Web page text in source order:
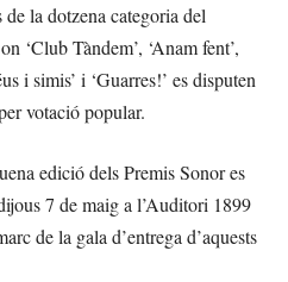
la dotzena categoria del
‘Club Tàndem’, ‘Anam fent’,
i simis’ i ‘Guarres!’ es disputen
votació popular.
edició dels Premis Sonor es
7 de maig a l’Auditori 1899
de la gala d’entrega d’aquests